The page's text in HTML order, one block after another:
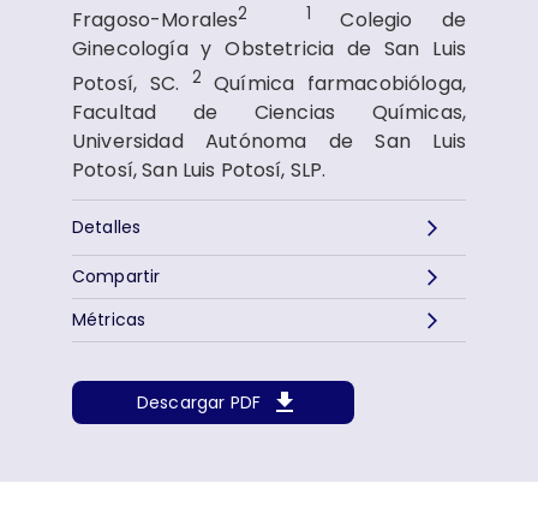
Fragoso-Morales2 1Colegio de
Ginecología y Obstetricia de San Luis
Potosí, SC.
2Química farmacobióloga,
Facultad de Ciencias Químicas,
Universidad Autónoma de San Luis
Potosí, San Luis Potosí, SLP.
Detalles
Descargar PDF
Métricas
Compartir